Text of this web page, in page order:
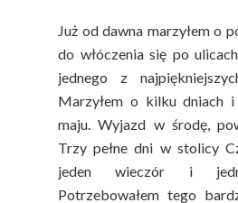
Już od dawna marzyłem o
do włóczenia się po
jednego z
Marzyłem o kilku dniach
maju. Wyjazd w środę,
Trzy pełne dni w stolicy
jeden wieczór i
Potrzebowałem tego